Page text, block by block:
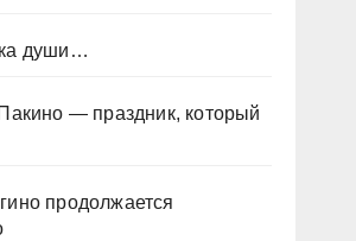
души…
— праздник, который
продолжается